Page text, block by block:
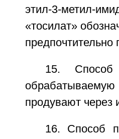
этил-3-метил-
«тосилат»
предпочтительно
15.
обрабатываемую
продувают через
16. Способ